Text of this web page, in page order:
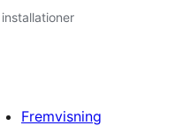
Fremvisning